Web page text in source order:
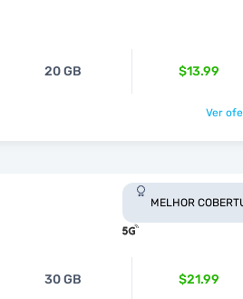
20 GB $13.99
Ver
MELHOR
30 GB $21.99